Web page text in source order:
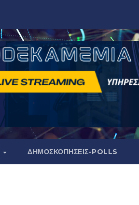
ΔΗΜΟΣΚΟΠΉΣΕΙΣ-POLLS